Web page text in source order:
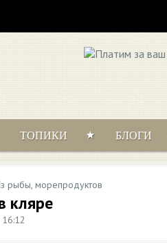
ТОПИКИ БЛОГИ
рыбы, морепродуктов
кляре